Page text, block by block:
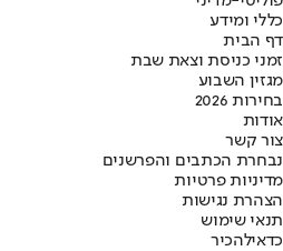
כללי ומידע
דף הבית
זמני כניסת וצאת שבת
מגזין השבוע
בחירות 2026
אודות
צור קשר
נבחרת הכתבים והפרשנים
מדיניות פרטיות
הצהרת נגישות
תנאי שימוש
כדאילהכיר